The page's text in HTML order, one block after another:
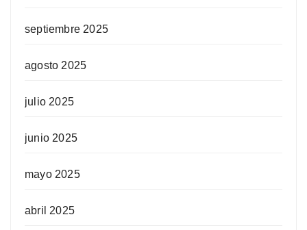
septiembre 2025
agosto 2025
julio 2025
junio 2025
mayo 2025
abril 2025